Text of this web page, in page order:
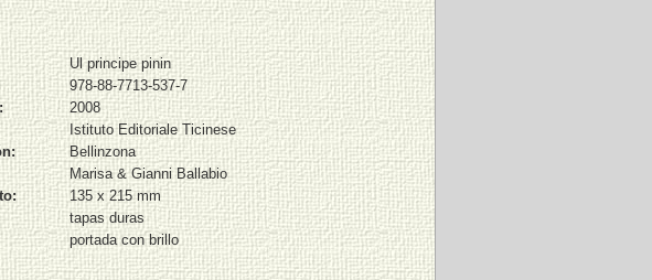
Ul principe pinin
978-88-7713-537-7
2008
Istituto Editoriale Ticinese
Bellinzona
Marisa & Gianni Ballabio
135 x 215 mm
tapas duras
portada con brillo